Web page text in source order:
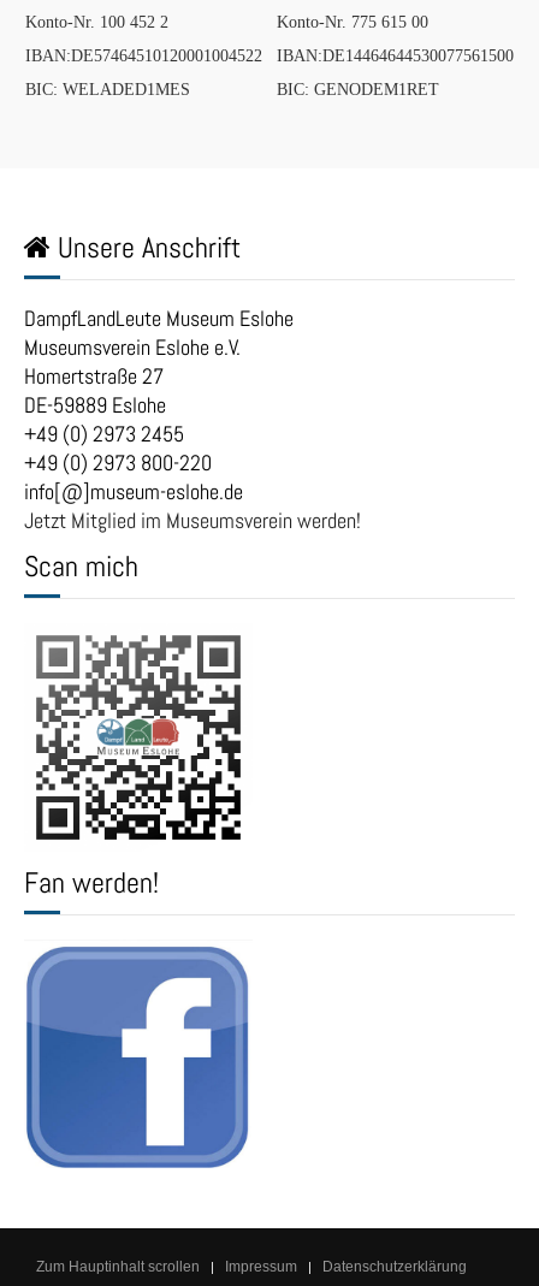
Konto-Nr. 100 452 2
IBAN:DE57464510120001004522
BIC: WELADED1MES
Konto-Nr. 775 615 00
IBAN:DE14464644530077561500
BIC: GENODEM1RET
Unsere Anschrift
DampfLandLeute Museum Eslohe
Museumsverein Eslohe e.V.
Homertstraße 27
DE-59889 Eslohe
+49 (0) 2973 2455
+49 (0) 2973 800-220
info[@]museum-eslohe.de
Jetzt Mitglied im Museumsverein werden!
Scan mich
Fan werden!
Zum Hauptinhalt scrollen Impressum Datenschutzerklärung